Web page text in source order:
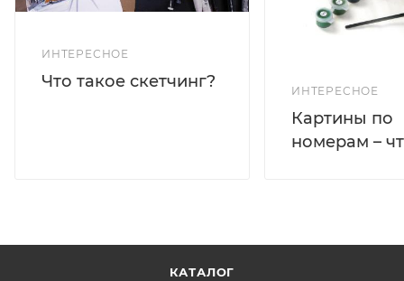
ИНТЕРЕСНОЕ
Что такое скетчинг?
ИНТЕРЕСНОЕ
Картины по
номерам –
КАТАЛОГ